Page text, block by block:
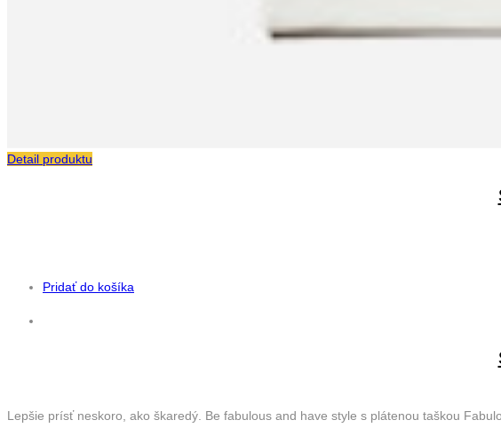
Detail produktu
Pridať do košíka
Lepšie prísť neskoro, ako škaredý. Be fabulous and have style s plátenou taškou